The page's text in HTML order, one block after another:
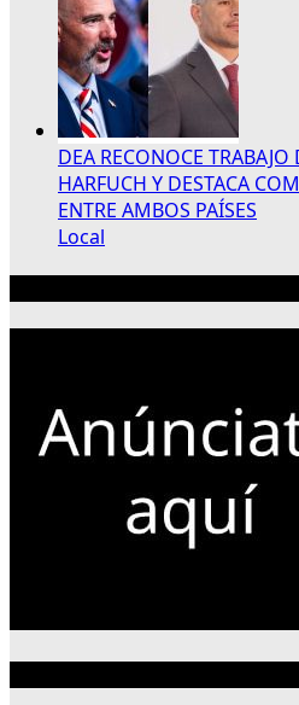
DEA RECONOCE
HARFUCH Y DESTACA
ENTRE AMBOS PAÍSES
Local